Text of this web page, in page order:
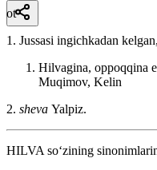
ot
1. Jussasi ingichkadan
Hilvagina, oppoqqina
Muqimov, Kelin
2. sheva Yalpiz.
HILVA so‘zining